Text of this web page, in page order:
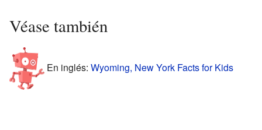
Véase también
En inglés: Wyoming, New York Facts for Kids